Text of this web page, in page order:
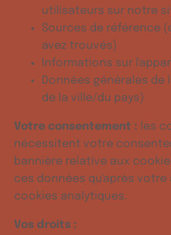
utilisateurs sur notre
Sources de référence
avez trouvés)
Informations sur
Données générales
de la ville/du pays)
Votre consentement : les
nécessitent votre
bannière relative aux
ces données qu'après
cookies analytiques.
Vos droits :